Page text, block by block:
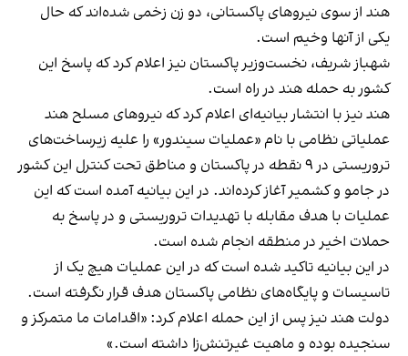
هند از سوی نیروهای پاکستانی، دو زن زخمی شده‌اند که حال
یکی از آنها وخیم است.
شهباز شریف، نخست‌وزیر پاکستان نیز اعلام کرد که پاسخ این
کشور به حمله هند در راه است.
هند نیز با انتشار بیانیه‌ای اعلام کرد که نیروهای مسلح هند
عملیاتی نظامی با نام «عملیات سیندور» را علیه زیرساخت‌های
تروریستی در ۹ نقطه در پاکستان و مناطق تحت کنترل این کشور
در جامو و کشمیر آغاز کرده‌اند. در این بیانیه آمده است که این
عملیات با هدف مقابله با تهدیدات تروریستی و در پاسخ به
حملات اخیر در منطقه انجام شده است.​
در این بیانیه تاکید شده است که در این عملیات هیچ یک از
تاسیسات و پایگاه‌های نظامی پاکستان هدف قرار نگرفته است.
دولت هند نیز پس از این حمله اعلام کرد: «اقدامات ما متمرکز و
سنجیده بوده و ماهیت غیرتنش‌زا داشته است.»